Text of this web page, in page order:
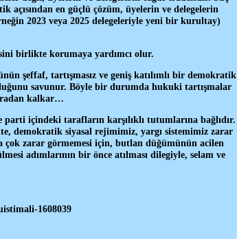
en güçlü çözüm, üyelerin ve delegelerin
2023 veya 2025 delegeleriyle yeni bir kurultay)
birlikte korumaya yardımcı olur.
şeffaf, tartışmasız ve geniş katılımlı bir demokratik
savunur. Böyle bir durumda hukuki tartışmalar
kalkar…
içindeki tarafların karşılıklı tutumlarına bağlıdır.
demokratik siyasal rejimimiz, yargı sistemimiz zarar
zarar görmemesi için, butlan düğümünün acilen
adımlarının bir önce atılması dilegiyle, selam ve
1608039